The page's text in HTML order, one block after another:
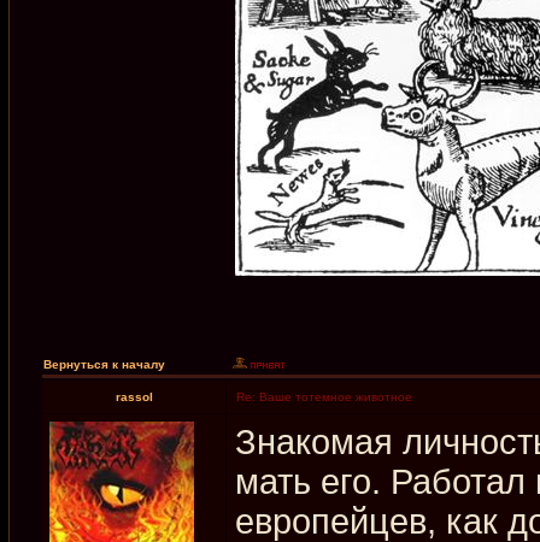
Вернуться к началу
rassol Re: Ваше тотемное животное
Знакомая
мать его.
европейцев, как